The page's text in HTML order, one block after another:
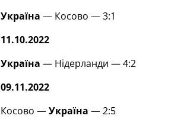
Україна — Косово — 3:1
11.10.2022
Україна — Нідерланди — 4:2
09.11.2022
Косово —Україна — 2:5